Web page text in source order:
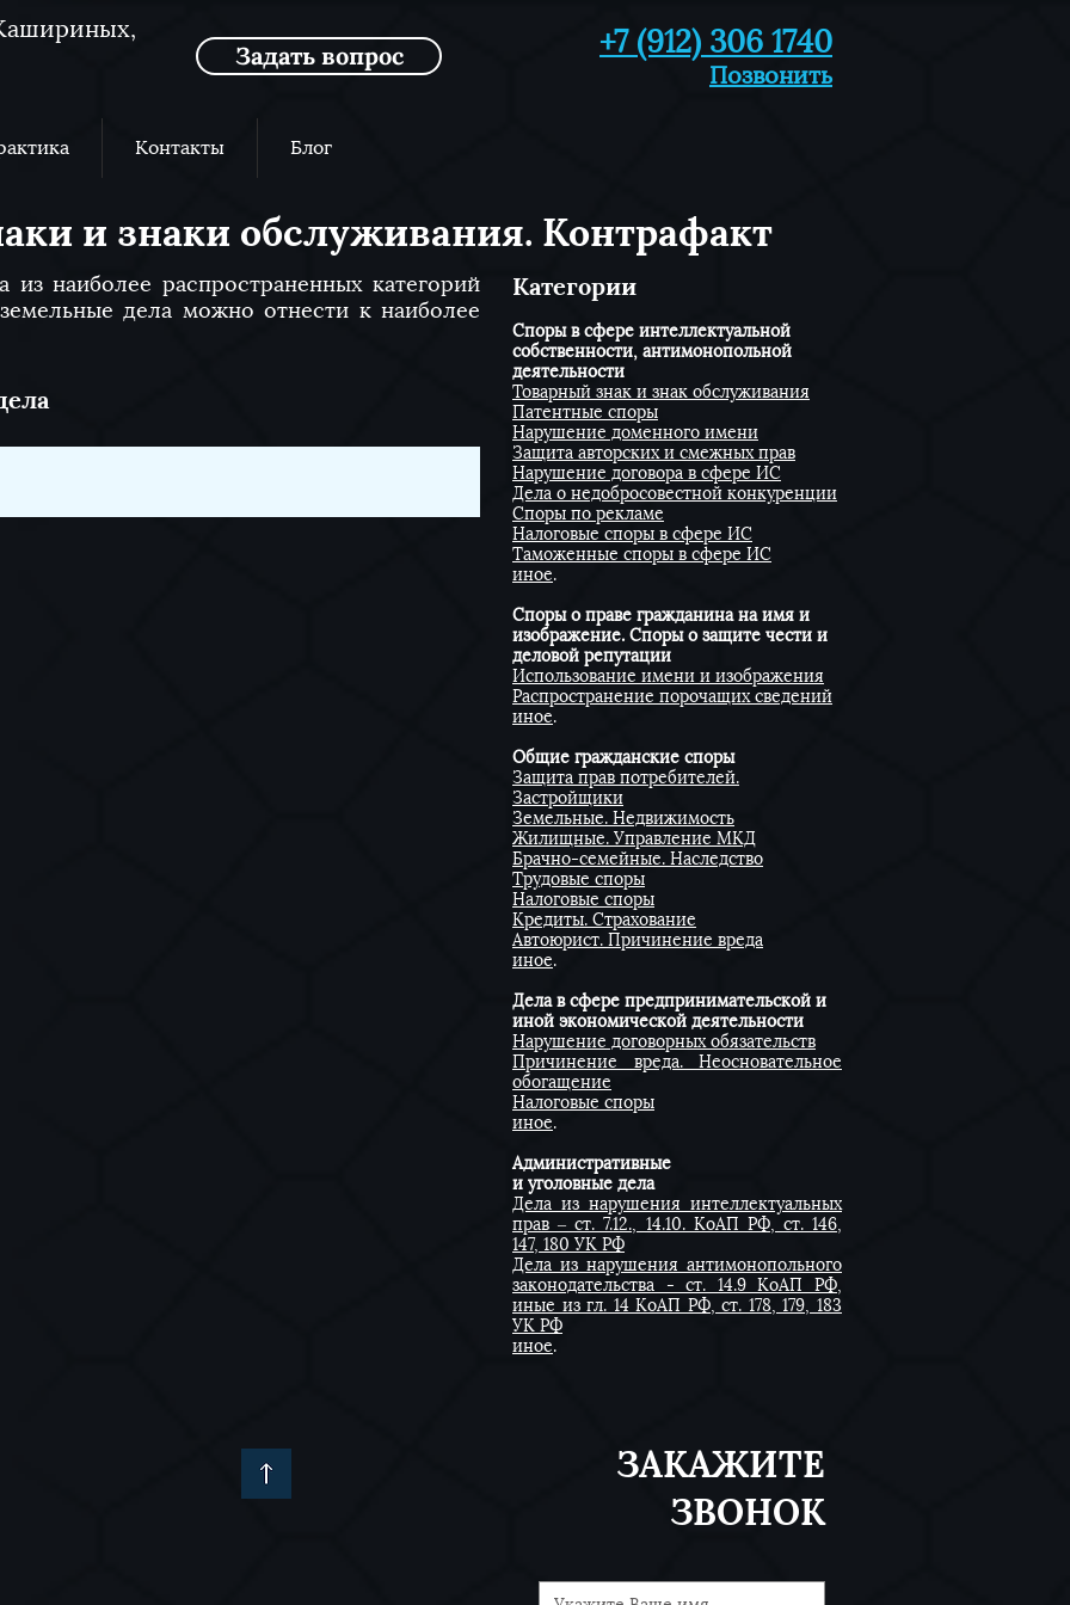
Задать вопрос +7 (912) 306 1740
Позвонить
и знаки обслуживания. Контрафакт
Контакты Блог
наиболее распространенных категорий
дела можно отнести к наиболее
​Категории
Споры в сфере интеллектуальной
собственности, антимонопольной
деятельности
Товарный знак и знак обслуживания
Патентные споры
Нарушение доменного имени
Защита авторских и смежных прав
Нарушение договора в сфере ИС
Дела о недобросовестной конкуренции
Споры по рекламе
Налоговые споры в сфере ИС
Таможенные споры в сфере ИС
иное.
Споры о праве гражданина на имя и
изображение. Споры о защите чести и
деловой репутации
Использование имени и изображения
Распространение порочащих сведений
иное.
Общие гражданские споры
Защита прав потребителей.
Застройщики
Земельные. Недвижимость
Жилищные. Управление МКД
Брачно-семейные. Наследство
Трудовые споры
Налоговые споры
Кредиты. Страхование
Автоюрист. Причинение вреда
иное.
Дела в сфере предпринимательской и
иной экономической деятельности
Нарушение договорных обязательств
Причинение вреда. Неосновательное
обогащение
Налоговые споры
иное.
Административные
и уголовные дела
Дела из нарушения интеллектуальных
прав – ст. 7.12., 14.10. КоАП РФ, ст. 146,
147, 180 УК РФ
Дела из нарушения антимонопольного
законодательства - ст. 14.9 КоАП РФ,
иные из гл. 14 КоАП РФ, ст. 178, 179, 183
УК РФ
иное.
ЗАКАЖИТЕ
ЗВОНОК